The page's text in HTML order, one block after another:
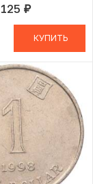
125 руб.В КОРЗИНЕ
КУПИТЬ